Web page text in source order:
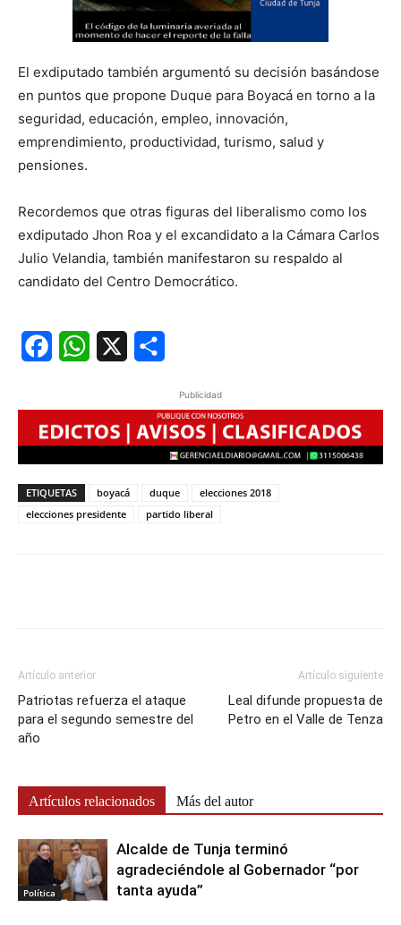
El exdiputado también argumentó su decisión basándose
en puntos que propone Duque para Boyacá en torno a la
seguridad, educación, empleo, innovación,
emprendimiento, productividad, turismo, salud y
pensiones.
Recordemos que otras figuras del liberalismo como los
exdiputado Jhon Roa y el excandidato a la Cámara Carlos
Julio Velandia, también manifestaron su respaldo al
candidato del Centro Democrático.
FacebookWhatsApp
Publicidad
ETIQUETAS boyacá duque
elecciones 2018
elecciones presidente
partido liberal
Artículo anterior
Patriotas refuerza el ataque
para el segundo semestre del
año
Artículo siguiente
Leal difunde propuesta de
Petro en el Valle de Tenza
Artículos relacionados Más del autor
Política
Alcalde de Tunja terminó
agradeciéndole al Gobernador “por
tanta ayuda”